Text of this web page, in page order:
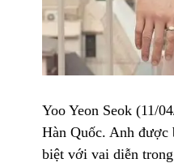
Yoo Yeon Seok (11/
Hàn Quốc. Anh được
biệt với vai diễn